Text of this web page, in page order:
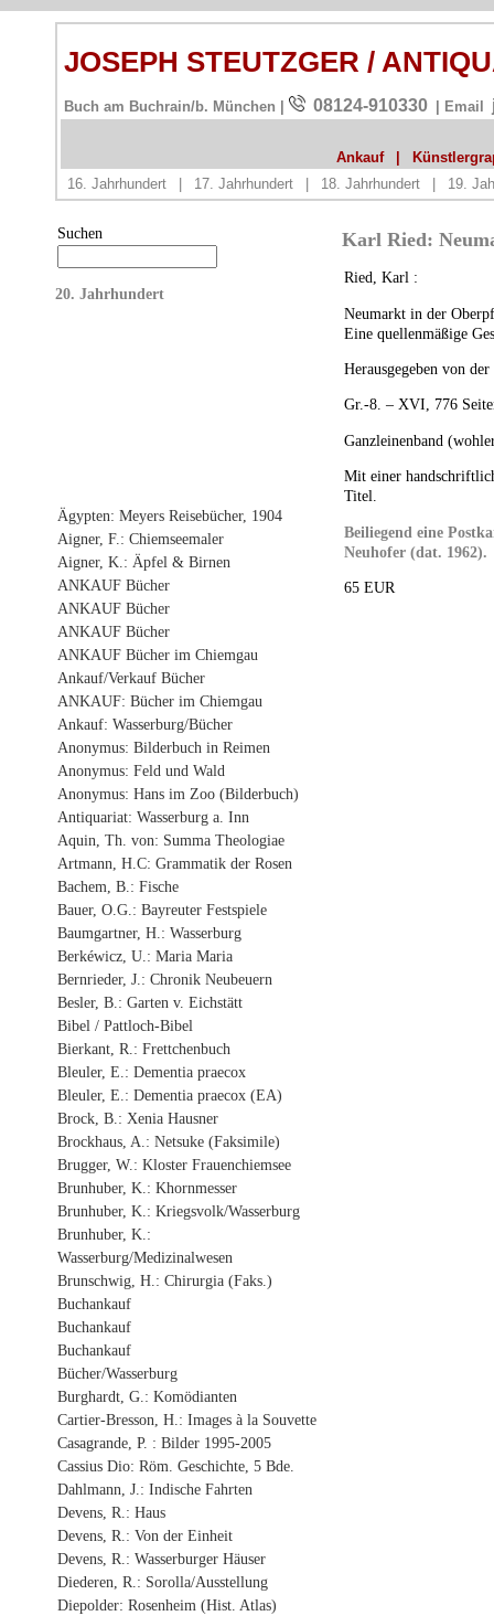
JOSEPH STEUTZGER /
Buch am Buchrain/b. München | 08124-910330 | Email
Ankauf
16. Jahrhundert
17. Jahrhundert 18. Jahrhundert 19.
Suchen
20. Jahrhundert
Ägypten: Meyers Reisebücher, 1904
Aigner, F.: Chiemseemaler
Aigner, K.: Äpfel & Birnen
ANKAUF Bücher
ANKAUF Bücher
ANKAUF Bücher
ANKAUF Bücher im Chiemgau
Ankauf/Verkauf Bücher
ANKAUF: Bücher im Chiemgau
Ankauf: Wasserburg/Bücher
Anonymus: Bilderbuch in Reimen
Anonymus: Feld und Wald
Anonymus: Hans im Zoo (Bilderbuch)
Antiquariat: Wasserburg a. Inn
Aquin, Th. von: Summa Theologiae
Artmann, H.C: Grammatik der Rosen
Bachem, B.: Fische
Bauer, O.G.: Bayreuter Festspiele
Baumgartner, H.: Wasserburg
Berkéwicz, U.: Maria Maria
Bernrieder, J.: Chronik Neubeuern
Besler, B.: Garten v. Eichstätt
Bibel / Pattloch-Bibel
Bierkant, R.: Frettchenbuch
Bleuler, E.: Dementia praecox
Bleuler, E.: Dementia praecox (EA)
Brock, B.: Xenia Hausner
Brockhaus, A.: Netsuke (Faksimile)
Brugger, W.: Kloster Frauenchiemsee
Brunhuber, K.: Khornmesser
Brunhuber, K.: Kriegsvolk/Wasserburg
Brunhuber, K.:
Wasserburg/Medizinalwesen
Brunschwig, H.: Chirurgia (Faks.)
Buchankauf
Buchankauf
Buchankauf
Bücher/Wasserburg
Burghardt, G.: Komödianten
Cartier-Bresson, H.: Images à la Souvette
Casagrande, P. : Bilder 1995-2005
Cassius Dio: Röm. Geschichte, 5 Bde.
Dahlmann, J.: Indische Fahrten
Devens, R.: Haus
Devens, R.: Von der Einheit
Devens, R.: Wasserburger Häuser
Diederen, R.: Sorolla/Ausstellung
Diepolder: Rosenheim (Hist. Atlas)
Karl Ried:
Ried, Karl :
Neumarkt in der
Eine quellenmäßige
Herausgegeben von
Gr.-8. – XVI, 776
Ganzleinenband
Mit einer
Titel.
Beiliegend eine
Neuhofer (dat. 1962).
65 EUR